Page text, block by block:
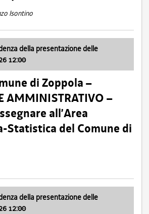
Isontino
della presentazione delle
12:00
di Zoppola –
AMMINISTRATIVO –
all’Area
Statistica del Comune di
della presentazione delle
12:00